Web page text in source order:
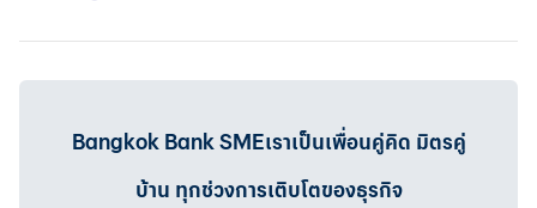
Bangkok Bank SMEเราเป็นเพื่อนคู่คิด มิตรคู่
บ้าน ทุกช่วงการเติบโตของธุรกิจ